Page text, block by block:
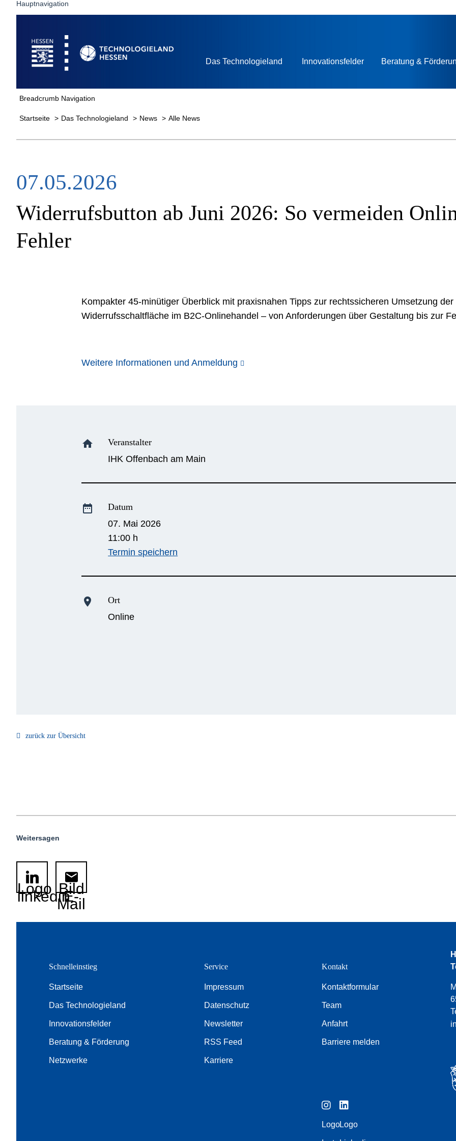
Hauptnavigation
Startseite
Das Technologieland Innovationsfelder Beratung &
Breadcrumb Navigation
Startseite Das Technologieland News Alle News
07.05.2026
Widerrufsbutton ab Juni 2026: So vermeiden
Fehler
Kompakter 45-minütiger Überblick mit praxisnahen Tipps zur rechtssicheren Umsetzung
Widerrufsschaltfläche im B2C-Onlinehandel – von Anforderungen über Gestaltung bis zur
Weitere Informationen und Anmeldung
home
Veranstalter
IHK Offenbach am Main
date_range
Datum
07. Mai 2026
11:00 h
Termin speichern
location_on
Ort
Online
zurück zur Übersicht
Weitersagen
Logo
linkedinBild
E-
Mail
Schnelleinstieg
Startseite
Das Technologieland
Innovationsfelder
Beratung & Förderung
Netzwerke
Service
Impressum
Datenschutz
Newsletter
RSS Feed
Karriere
Kontakt
Kontaktformular
Team
Anfahrt
Barriere melden
LogoLogo